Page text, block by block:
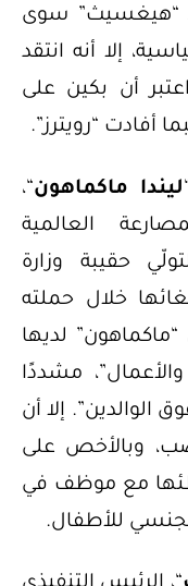
“هيغسيث” سوى
إلا أنه انتقد
أن بكين على
أفادت “رويترز”.
ماكماهون“،
العالمية
حقيبة وزارة
خلال حملته
“ماكماهون” لديها
مشددًا
إلا أن
وبالأخص على
مع موظف في
للأطفال.